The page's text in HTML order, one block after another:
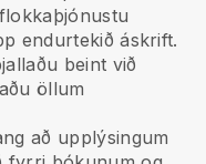
endurtekið áskrift.
beint við
öllum
að upplýsingum